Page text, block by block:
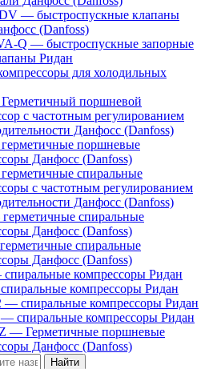
— быстроспускные клапаны
(Danfoss)
Q — быстроспускные запорные
Ридан
для холодильных
поршневой
с частотным регулированием
Данфосс (Danfoss)
поршневые
Данфосс (Danfoss)
спиральные
с частотным регулированием
Данфосс (Danfoss)
спиральные
Данфосс (Danfoss)
спиральные
Данфосс (Danfoss)
компрессоры Ридан
компрессоры Ридан
— спиральные компрессоры Ридан
спиральные компрессоры Ридан
— Герметичные поршневые
Данфосс (Danfoss)
Найти